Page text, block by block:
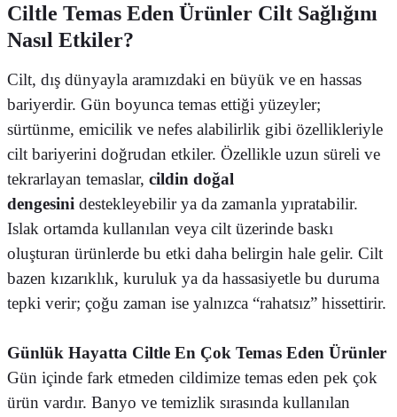
Ciltle Temas Eden Ürünler Cilt Sağlığını
Nasıl Etkiler?
Cilt, dış dünyayla aramızdaki en büyük ve en hassas
bariyerdir. Gün boyunca temas ettiği yüzeyler;
sürtünme, emicilik ve nefes alabilirlik gibi özellikleriyle
cilt bariyerini doğrudan etkiler. Özellikle uzun süreli ve
tekrarlayan temaslar, cildin doğal
dengesini destekleyebilir ya da zamanla yıpratabilir.
Islak ortamda kullanılan veya cilt üzerinde baskı
oluşturan ürünlerde bu etki daha belirgin hale gelir. Cilt
bazen kızarıklık, kuruluk ya da hassasiyetle bu duruma
tepki verir; çoğu zaman ise yalnızca “rahatsız” hissettirir.
Günlük Hayatta Ciltle En Çok Temas Eden Ürünler
Gün içinde fark etmeden cildimize temas eden pek çok
ürün vardır. Banyo ve temizlik sırasında kullanılan